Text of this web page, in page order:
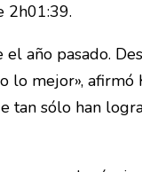
2h01:39.
año pasado.
lo mejor»,
tan sólo han